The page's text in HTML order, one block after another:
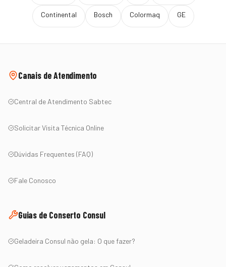
Continental Bosch Colormaq GE
Canais de Atendimento
Central de Atendimento Sabtec
Solicitar Visita Técnica Online
Dúvidas Frequentes (FAQ)
Fale Conosco
Guias de Conserto Consul
Geladeira Consul não gela: O que fazer?